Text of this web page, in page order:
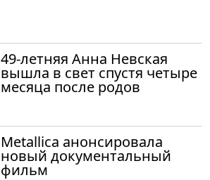
49-летняя Анна Невская
вышла в свет спустя четыре
месяца после родов
Metallica анонсировала
новый документальный
фильм